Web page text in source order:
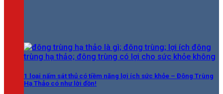
1 loại nấm sát thủ có tiềm năng lợi ích sức khỏe – Đông Trùng
Hạ Thảo có như lời đồn!